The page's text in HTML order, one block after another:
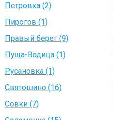
Петровка (2)
Пирогов (1)
Правый берег (9)
Пуща-Водица (1)
Русановка (1)
Святошино (16)
Совки (7)